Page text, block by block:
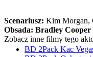
Scenariusz: Kim Morgan,
Obsada: Bradley Cooper
Zobacz inne filmy tego
BD 2Pack Kac